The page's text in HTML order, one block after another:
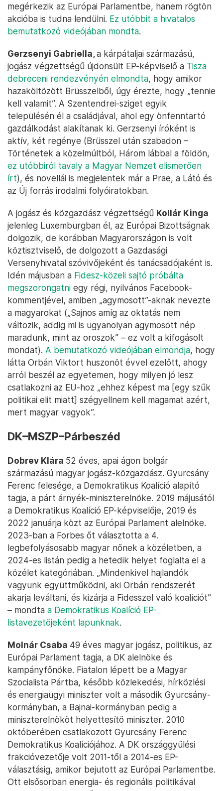
megérkezik az Európai Parlamentbe, hanem rögtön
akcióba is tudna lendülni. Ez utóbbit a hivatalos
bemutatkozó videójában mondta.
Gerzsenyi Gabriella,a kárpátaljai származású,
jogász végzettségű újdonsült EP-képviselő a Tisza
debreceni rendezvényén elmondta, hogy amikor
hazaköltözött Brüsszelből, úgy érezte, hogy „tennie
kell valamit”. A Szentendrei-sziget egyik
településén él a családjával, ahol egy önfenntartó
gazdálkodást alakítanak ki. Gerzsenyi íróként is
aktív, két regénye (Brüsszel után szabadon –
Történetek a közelmúltból, Három lábbal a földön,
ez utóbbiról tavaly a Magyar Nemzet elismerően
írt), és novellái is megjelentek már a Prae, a Látó és
az Új forrás irodalmi folyóiratokban.
A jogász és közgazdász végzettségű Kollár Kinga
jelenleg Luxemburgban él, az Európai Bizottságnak
dolgozik, de korábban Magyarországon is volt
köztisztviselő, de dolgozott a Gazdasági
Versenyhivatal szóvivőjeként és tanácsadójaként is.
Idén májusban a Fidesz-közeli sajtó próbálta
megszorongatni egy régi, nyilvános Facebook-
kommentjével, amiben „agymosott”-aknak nevezte
a magyarokat („Sajnos amíg az oktatás nem
változik, addig mi is ugyanolyan agymosott nép
maradunk, mint az oroszok” – ez volt a kifogásolt
mondat). A bemutatkozó videójában elmondja, hogy
látta Orbán Viktort huszonöt évvel ezelőtt, ahogy
arról beszél az egyetemen, hogy milyen jó lesz
csatlakozni az EU-hoz „ehhez képest ma [egy szűk
politikai elit miatt] szégyellnem kell magamat azért,
mert magyar vagyok”.
DK–MSZP–Párbeszéd
Dobrev Klára 52 éves, apai ágon bolgár
származású magyar jogász-közgazdász. Gyurcsány
Ferenc felesége, a Demokratikus Koalíció alapító
tagja, a párt árnyék-miniszterelnöke. 2019 májusától
a Demokratikus Koalíció EP-képviselője, 2019 és
2022 januárja közt az Európai Parlament alelnöke.
2023-ban a Forbes őt választotta a 4.
legbefolyásosabb magyar nőnek a közéletben, a
2024-es listán pedig a hetedik helyet foglalta el a
közélet kategóriában. „Mindenkivel hajlandók
vagyunk együttműködni, aki Orbán rendszerét
akarja leváltani, és kizárja a Fidesszel való koalíciót”
– mondta a Demokratikus Koalíció EP-
listavezetőjeként lapunknak.
Molnár Csaba 49 éves magyar jogász, politikus, az
Európai Parlament tagja, a DK alelnöke és
kampányfőnöke. Fiatalon lépett be a Magyar
Szocialista Pártba, később közlekedési, hírközlési
és energiaügyi miniszter volt a második Gyurcsány-
kormányban, a Bajnai-kormányban pedig a
miniszterelnököt helyettesítő miniszter. 2010
októberében csatlakozott Gyurcsány Ferenc
Demokratikus Koalíciójához. A DK országgyűlési
frakcióvezetője volt 2011-től a 2014-es EP-
választásig, amikor bejutott az Európai Parlamentbe.
Ott elsősorban energia- és regionális politikával